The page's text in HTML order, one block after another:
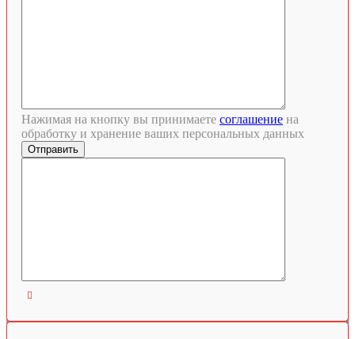
Нажимая на кнопку вы принимаете соглашение на
обработку и хранение ваших персональных данных
